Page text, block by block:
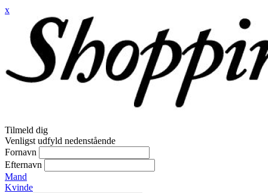
x
Tilmeld dig
Venligst udfyld nedenstående
Fornavn
Efternavn
Mand
Kvinde